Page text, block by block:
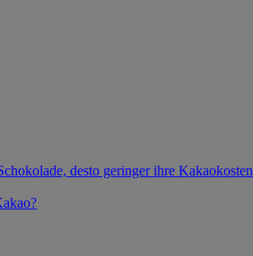
desto geringer ihre Kakaokosten